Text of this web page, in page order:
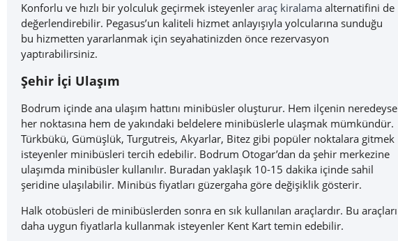
Konforlu ve hızlı bir yolculuk geçirmek isteyenler araç kiralama alternatifini de
değerlendirebilir. Pegasus’un kaliteli hizmet anlayışıyla yolcularına sunduğu
bu hizmetten yararlanmak için seyahatinizden önce rezervasyon
yaptırabilirsiniz.
Şehir İçi Ulaşım
Bodrum içinde ana ulaşım hattını minibüsler oluşturur. Hem ilçenin neredeyse
her noktasına hem de yakındaki beldelere minibüslerle ulaşmak mümkündür.
Türkbükü, Gümüşlük, Turgutreis, Akyarlar, Bitez gibi popüler noktalara gitmek
isteyenler minibüsleri tercih edebilir. Bodrum Otogar’dan da şehir merkezine
ulaşımda minibüsler kullanılır. Buradan yaklaşık 10-15 dakika içinde sahil
şeridine ulaşılabilir. Minibüs fiyatları güzergaha göre değişiklik gösterir.
Halk otobüsleri de minibüslerden sonra en sık kullanılan araçlardır. Bu araçları
daha uygun fiyatlarla kullanmak isteyenler Kent Kart temin edebilir.